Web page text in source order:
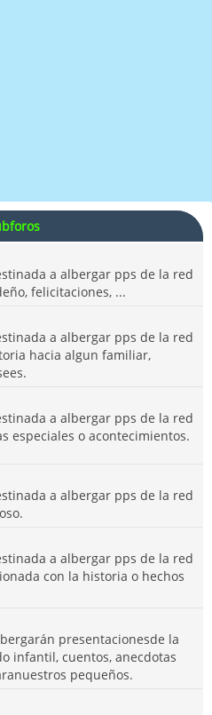
a albergar pps de la red
felicitaciones, ...
a albergar pps de la red
hacia algun familiar,
a albergar pps de la red
especiales o acontecimientos.
a albergar pps de la red
a albergar pps de la red
con la historia o hechos
presentacionesde la
infantil, cuentos, anecdotas
pequeños.